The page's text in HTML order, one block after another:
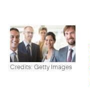
Credits: Getty Images